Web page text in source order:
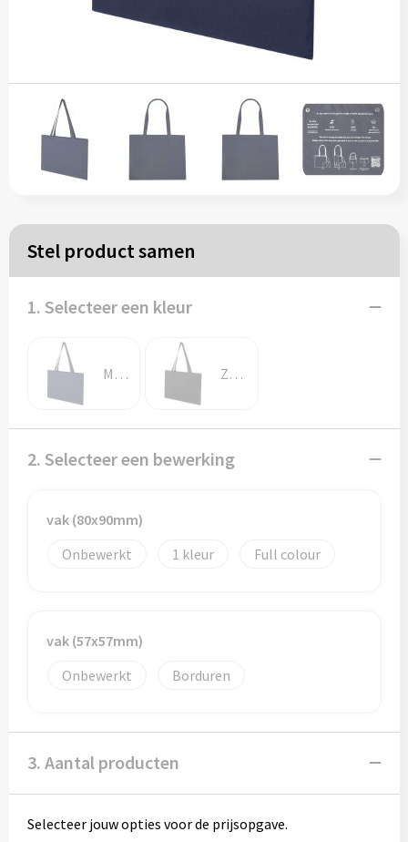
Reistassen
Zakelijk
Rugzakken
Koeltassen
Balpennen
Markeerstiften
Merken
Zelfklevende memo's
Notablokken
Mappen
Eten & drinken
Stel product samen
1. Selecteer een kleur
Marineblauw Zwart
2. Selecteer een bewerking
vak (80x90mm)
Onbewerkt
1 Full colour
vak (57x57mm)
Onbewerkt
Borduren
3. Aantal producten
Selecteer jouw opties voor de prijsopgave.